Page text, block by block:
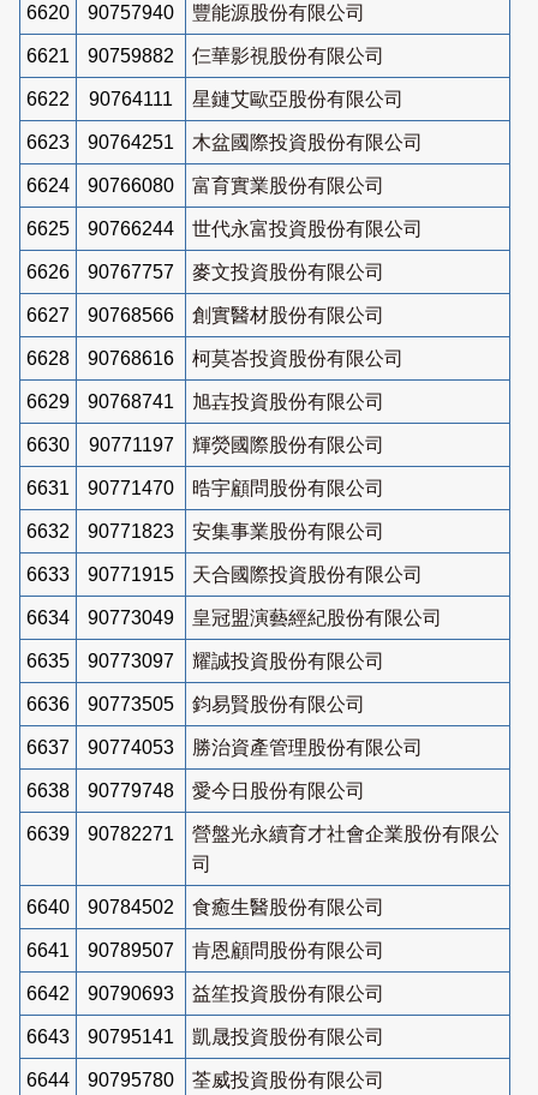
6620 90757940 豐能源股份有限公司
6621 90759882 仨華影視股份有限公司
6622 90764111 星鏈艾歐亞股份有限公司
6623 90764251 木盆國際投資股份有限公司
6624 90766080 富育實業股份有限公司
6625 90766244 世代永富投資股份有限公司
6626 90767757 麥文投資股份有限公司
6627 90768566 創實醫材股份有限公司
6628 90768616 柯莫峇投資股份有限公司
6629 90768741 旭壵投資股份有限公司
6630 90771197 輝熒國際股份有限公司
6631 90771470 晧宇顧問股份有限公司
6632 90771823 安集事業股份有限公司
6633 90771915 天合國際投資股份有限公司
6634 90773049 皇冠盟演藝經紀股份有限公司
6635 90773097 耀誠投資股份有限公司
6636 90773505 鈞易賢股份有限公司
6637 90774053 勝治資產管理股份有限公司
6638 90779748 愛今日股份有限公司
6639 90782271
營盤光永續育才社會企業股份有限公
司
6640 90784502 食癒生醫股份有限公司
6641 90789507 肯恩顧問股份有限公司
6642 90790693 益笙投資股份有限公司
6643 90795141 凱晟投資股份有限公司
6644 90795780 荃威投資股份有限公司